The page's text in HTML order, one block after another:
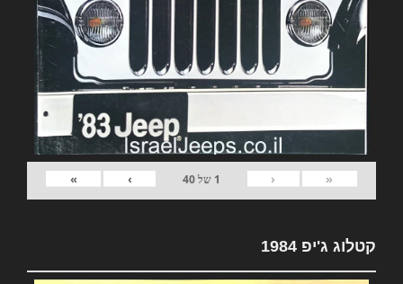
«
‹
1 של40
›
»
קטלוג ג'יפ 1984